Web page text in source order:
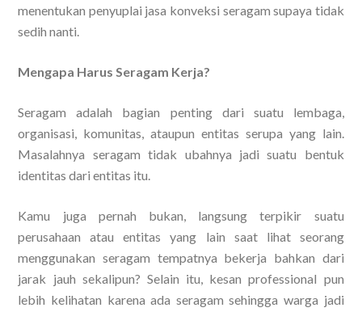
menentukan penyuplai jasa konveksi seragam supaya tidak
sedih nanti.
Mengapa Harus Seragam Kerja?
Seragam adalah bagian penting dari suatu lembaga,
organisasi, komunitas, ataupun entitas serupa yang lain.
Masalahnya seragam tidak ubahnya jadi suatu bentuk
identitas dari entitas itu.
Kamu juga pernah bukan, langsung terpikir suatu
perusahaan atau entitas yang lain saat lihat seorang
menggunakan seragam tempatnya bekerja bahkan dari
jarak jauh sekalipun? Selain itu, kesan professional pun
lebih kelihatan karena ada seragam sehingga warga jadi